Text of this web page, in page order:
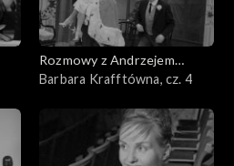
Rozmowy z Andrzejem
Doboszem
Barbara Krafftówna, cz. 4